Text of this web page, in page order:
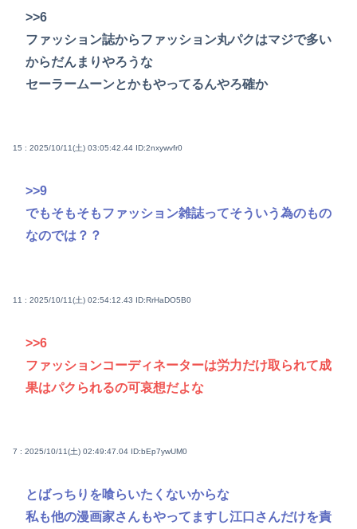
>>6
ファッション誌からファッション丸パクはマジで多い
からだんまりやろうな
セーラームーンとかもやってるんやろ確か
15 : 2025/10/11(土) 03:05:42.44 ID:2nxywvfr0
>>9
でもそもそもファッション雑誌ってそういう為のもの
なのでは？？
11 : 2025/10/11(土) 02:54:12.43 ID:RrHaDO5B0
>>6
ファッションコーディネーターは労力だけ取られて成
果はパクられるの可哀想だよな
7 : 2025/10/11(土) 02:49:47.04 ID:bEp7ywUM0
とばっちりを喰らいたくないからな
私も他の漫画家さんもやってますし江口さんだけを責